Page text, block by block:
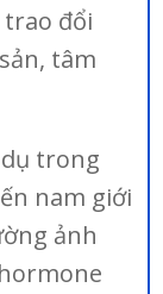
đổi
tâm
trong
nam giới
ảnh